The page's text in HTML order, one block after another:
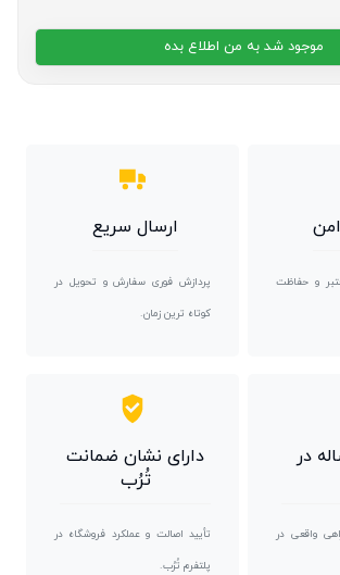
موجود شد به من اطلاع بده
و حفاظت
ارسال سریع
پردازش فوری سفارش و تحویل در
کوتاه ترین زمان.
۱۶ ساله در
واقعی در
دارای نشان ضمانت
تُرُب
تأیید اصالت و عملکرد فروشگاه در
پلتفرم تُرُب.